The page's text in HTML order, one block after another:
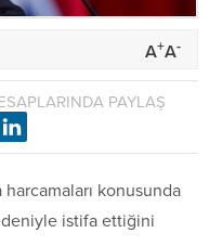
A+A-
PAYLAŞ
konusunda
istifa ettiğini